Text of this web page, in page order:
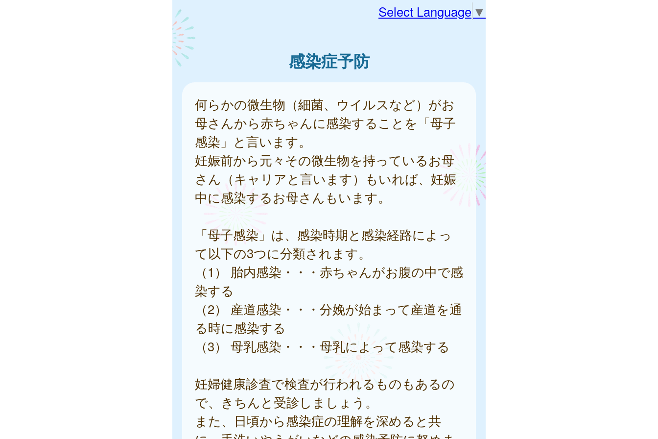
Select Language ▼
感染症予防
何らかの微生物（細菌、ウイルスなど）がお
母さんから赤ちゃんに感染することを「母子
感染」と言います。
妊娠前から元々その微生物を持っているお母
さん（キャリアと言います）もいれば、妊娠
中に感染するお母さんもいます。
「母子感染」は、感染時期と感染経路によっ
て以下の3つに分類されます。
（1） 胎内感染・・・赤ちゃんがお腹の中で感
染する
（2） 産道感染・・・分娩が始まって産道を通
る時に感染する
（3） 母乳感染・・・母乳によって感染する
妊婦健康診査で検査が行われるものもあるの
で、きちんと受診しましょう。
また、日頃から感染症の理解を深めると共